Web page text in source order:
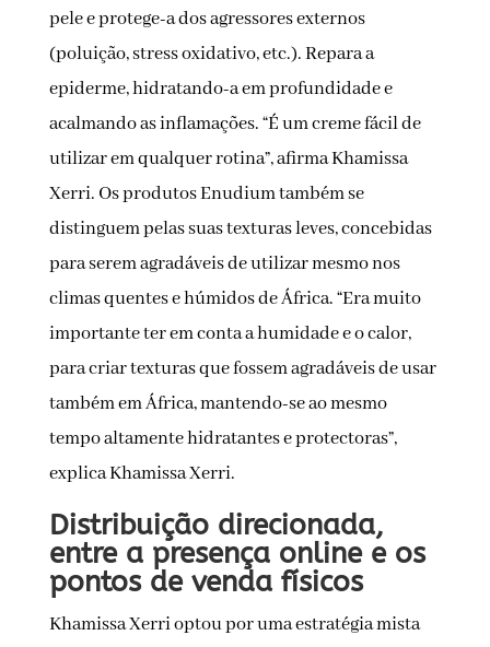
pele e protege-a dos agressores externos
(poluição, stress oxidativo, etc.). Repara a
epiderme, hidratando-a em profundidade e
acalmando as inflamações. “É um creme fácil de
utilizar em qualquer rotina”, afirma Khamissa
Xerri. Os produtos Enudium também se
distinguem pelas suas texturas leves, concebidas
para serem agradáveis de utilizar mesmo nos
climas quentes e húmidos de África. “Era muito
importante ter em conta a humidade e o calor,
para criar texturas que fossem agradáveis de usar
também em África, mantendo-se ao mesmo
tempo altamente hidratantes e protectoras”,
explica Khamissa Xerri.
Distribuição direcionada,
entre a presença online e os
pontos de venda físicos
Khamissa Xerri optou por uma estratégia mista